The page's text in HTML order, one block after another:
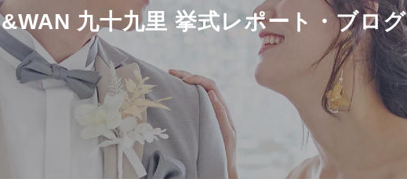
&WAN 九十九里 挙式レポート・ブログ